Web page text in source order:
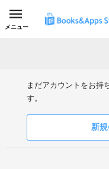
メニュー
まだアカウントをお持
す。
新